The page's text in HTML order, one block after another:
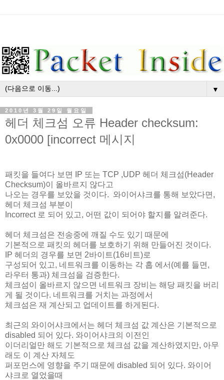
▼
2010년 3월 29일 월요일
헤더 체크섬 오류 Header checksum:
0x0000 [incorrect 메시지
패킷을 들여다 보면 IP 또는 TCP ,UDP 헤더 체크섬(Header
Checksum)이 올바르지 않다고
나오는 경우를 보았을 것이다. 와이어샤크를 통해 보았다면,
헤더 체크섬 부분이
Incorrect 로 되어 있고, 어떤 값이 되어야 할지를 알려준다.
헤더 체크섬은 전송중에 깨질 수도 있기 때문에
기본적으로 패킷의 헤더를 보호하기 위해 만들어진 것이다.
IP 헤더의 경우를 보면 2바이트(16비트)로
구성되어 있고, 네트워크를 이동하는 각 홉 에서(예를 들면,
라우터 통과) 체크섬을 검증한다.
체크섬이 올바르지 않으면 네트워크 장비는 해당 패킷을 버리
게 될 것이다. 네트워크를 거치는 과정에서
체크섬은 재 계산되고 업데이트를 하게된다.
최근의 와이어샤크에서는 헤더 체크섬 값 계산은 기본적으로
disabled 되어 있다. 와이어샤크의 이전인
이더리얼만 해도 기본적으로 체크섬 값을 계산하였지만, 아무
래도 이 계산 자체도
퍼포먼스에 영향을 주기 때문에 disabled 되어 있다. 와이어
샤크로 열었을때